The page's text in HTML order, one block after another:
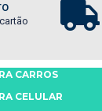
CARROS
CELULAR